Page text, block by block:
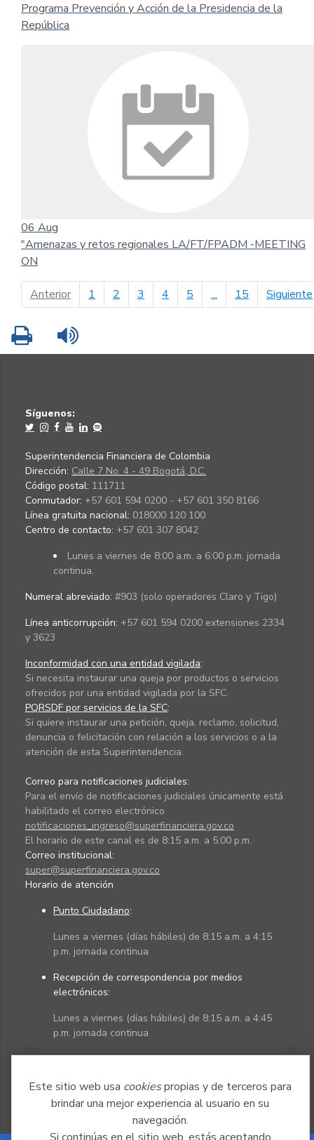
Este sitio web usa cookiespropias y de terceros para
brindar una mejor experiencia al usuario en su
navegación.
Programa Prevención y Acción de la Presidencia de la
República
06 Aug
"Amenazas y retos regionales LA/FT/FPADM -MEETING
ON
Anteriorpágina anterior
1 2 3 4 5 ... 15 Siguiente
Imprimir
Síguenos:
Superintendencia Financiera de Colombia
Dirección: Calle 7 No. 4 - 49 Bogotá, D.C.
Código postal: 111711
Conmutador: +57 601 594 0200 - +57 601 350 8166
Línea gratuita nacional: 018000 120 100
Centro de contacto: +57 601 307 8042
Lunes a viernes de 8:00 a.m. a 6:00 p.m. jornada
continua.
Numeral abreviado: #903 (solo operadores Claro y Tigo)
Línea anticorrupción: +57 601 594 0200 extensiones 2334
y 3623
Inconformidad con una entidad vigilada:
Si necesita instaurar una queja por productos o servicios
ofrecidos por una entidad vigilada por la SFC.
PQRSDF por servicios de la SFC:
Si quiere instaurar una petición, queja, reclamo, solicitud,
denuncia o felicitación con relación a los servicios o a la
atención de esta Superintendencia.
Correo para notificaciones judiciales:
Para el envío de notificaciones judiciales únicamente está
habilitado el correo electrónico
notificaciones_ingreso@superfinanciera.gov.co
El horario de este canal es de 8:15 a.m. a 5:00 p.m.
Correo institucional:
super@superfinanciera.gov.co
Horario de atención
Punto Ciudadano:
Lunes a viernes (días hábiles) de 8:15 a.m. a 4:15
p.m. jornada continua
Recepción de correspondencia por medios
electrónicos:
Lunes a viernes (días hábiles) de 8:15 a.m. a 4:45
p.m. jornada continua